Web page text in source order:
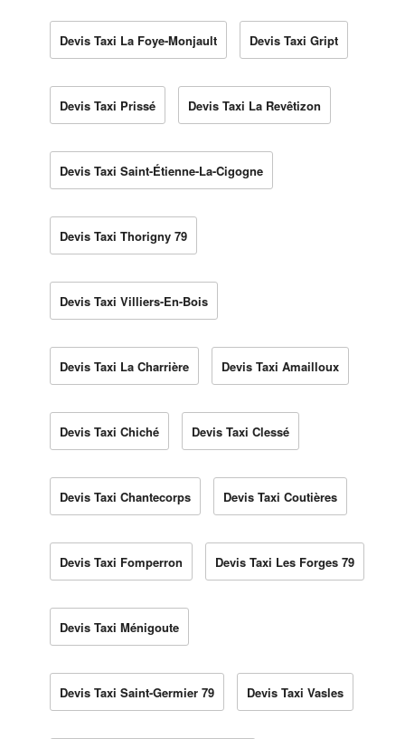
Devis Taxi La Foye-Monjault Devis Taxi Gript
Devis Taxi Prissé Devis Taxi La Revêtizon
Devis Taxi Saint-Étienne-La-Cigogne
Devis Taxi Thorigny 79
Devis Taxi Villiers-En-Bois
Devis Taxi La Charrière Devis Taxi Amailloux
Devis Taxi Chiché Devis Taxi Clessé
Devis Taxi Chantecorps Devis Taxi Coutières
Devis Taxi Fomperron Devis Taxi Les Forges 79
Devis Taxi Ménigoute
Devis Taxi Saint-Germier 79 Devis Taxi Vasles